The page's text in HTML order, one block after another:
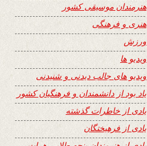
هنرمندان موسیقی کشور
هنری و فرهنگی
ورزش
ویدیو ها
ویدیو های جالب دیدنی و شنیدنی
یاد بود از دانشمندان و فرهنگیان کشور
یادی از خاطرات گذشته
یادی از فرهیختگان